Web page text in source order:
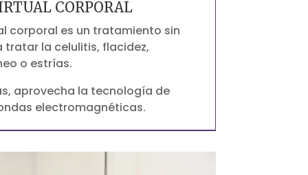
CORPORAL
corporal es un tratamiento sin
tratar la celulitis, flacidez,
o estrías.
aprovecha la tecnología de
electromagnéticas.